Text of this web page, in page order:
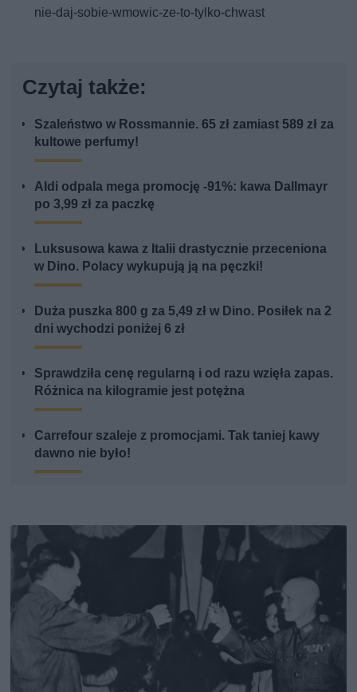
nie-daj-sobie-wmowic-ze-to-tylko-chwast
Czytaj także:
Szaleństwo w Rossmannie. 65 zł zamiast 589 zł za
kultowe perfumy!
Aldi odpala mega promocję -91%: kawa Dallmayr
po 3,99 zł za paczkę
Luksusowa kawa z Italii drastycznie przeceniona
w Dino. Polacy wykupują ją na pęczki!
Duża puszka 800 g za 5,49 zł w Dino. Posiłek na 2
dni wychodzi poniżej 6 zł
Sprawdziła cenę regularną i od razu wzięła zapas.
Różnica na kilogramie jest potężna
Carrefour szaleje z promocjami. Tak taniej kawy
dawno nie było!